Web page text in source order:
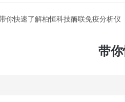
你快速了解柏恒科技酶联免疫分析仪
带